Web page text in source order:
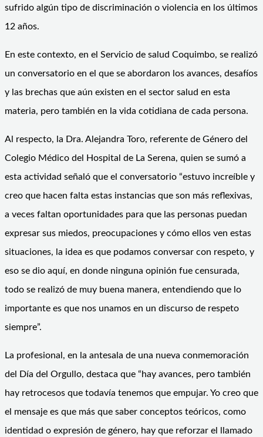
sufrido algún tipo de discriminación o violencia en los últimos
12 años.
En este contexto, en el Servicio de salud Coquimbo, se realizó
un conversatorio en el que se abordaron los avances, desafíos
y las brechas que aún existen en el sector salud en esta
materia, pero también en la vida cotidiana de cada persona.
Al respecto, la Dra. Alejandra Toro, referente de Género del
Colegio Médico del Hospital de La Serena, quien se sumó a
esta actividad señaló que el conversatorio “estuvo increíble y
creo que hacen falta estas instancias que son más reflexivas,
a veces faltan oportunidades para que las personas puedan
expresar sus miedos, preocupaciones y cómo ellos ven estas
situaciones, la idea es que podamos conversar con respeto, y
eso se dio aquí, en donde ninguna opinión fue censurada,
todo se realizó de muy buena manera, entendiendo que lo
importante es que nos unamos en un discurso de respeto
siempre”.
La profesional, en la antesala de una nueva conmemoración
del Día del Orgullo, destaca que “hay avances, pero también
hay retrocesos que todavía tenemos que empujar. Yo creo que
el mensaje es que más que saber conceptos teóricos, como
identidad o expresión de género, hay que reforzar el llamado